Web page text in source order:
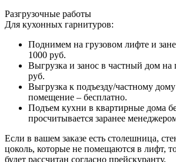
Разгрузочные работы
Для кухонных гарнитуров:
Поднимем на грузовом лифте и
1000 руб.
Выгрузка и занос в частный дом на
руб.
Выгрузка к подъезду/частному дому
помещение – бесплатно.
Подъем кухни в квартирные дома
просчитывается заранее
Если в вашем заказе есть столешница,
цоколь, которые не помещаются в лифт,
будет рассчитан согласно прейскуранту.